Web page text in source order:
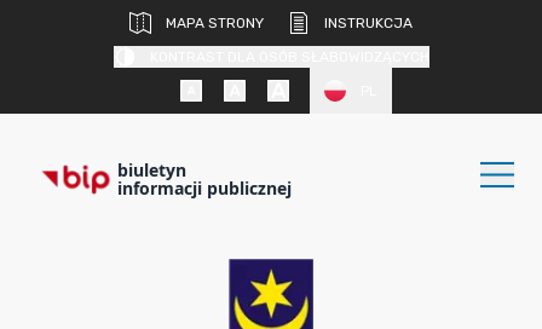
MAPA STRONY
INSTRUKCJA
biuletyn
informacji publicznej